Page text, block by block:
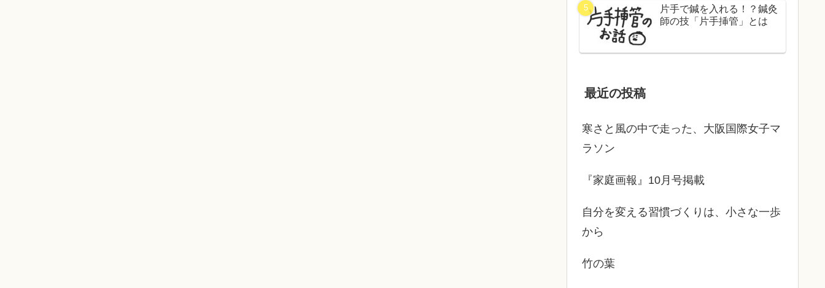
片手で鍼を入れる！？鍼灸
師の技「片手挿管」とは
最近の投稿
寒さと風の中で走った、大阪国際女子マ
ラソン
『家庭画報』10月号掲載
自分を変える習慣づくりは、小さな一歩
から
竹の葉